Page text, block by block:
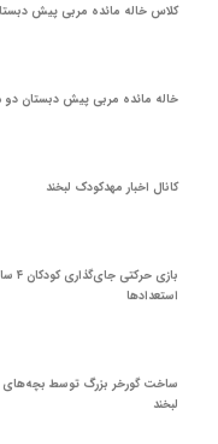
کلاس خاله مائده مربی پیش
خاله مائده مربی پیش دبستان دو
کانال اخبار مهدکودک لبخند
استعدادها
ساخت گورخر بزرگ توسط بچه‌های
لبخند